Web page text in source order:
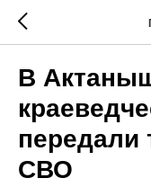
В
передали
СВО